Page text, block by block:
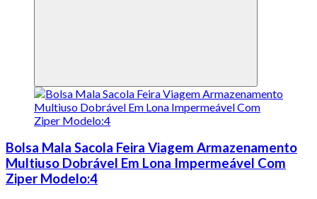
Bolsa Mala Sacola Feira Viagem Armazenamento
Multiuso Dobrável Em Lona Impermeável Com
Ziper Modelo:4